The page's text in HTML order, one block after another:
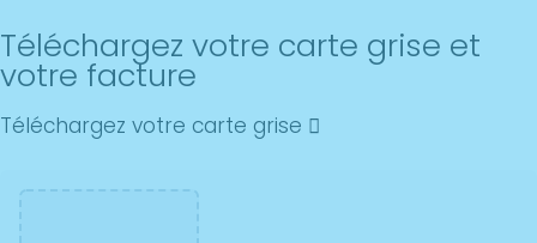
Téléchargez votre carte grise et
votre facture
Téléchargez votre carte grise